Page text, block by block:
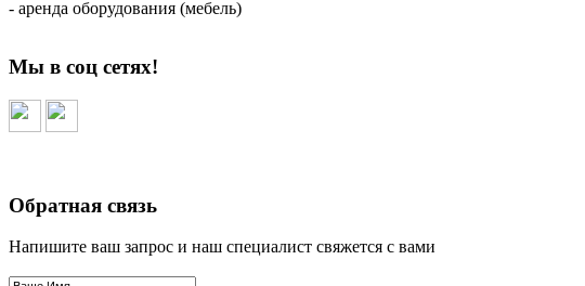
- аренда оборудования (мебель)
Мы в соц сетях!
Обратная связь
Напишите ваш запрос и наш специалист свяжется с вами